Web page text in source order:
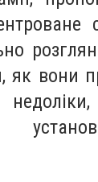
як вони